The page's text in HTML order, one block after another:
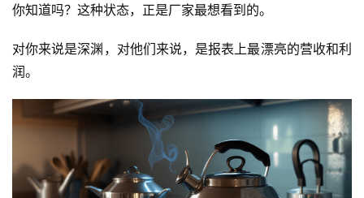
司
深
度
人
酒
登录 注册
你知道吗？这种状态，正是厂家最想看到的。
对你来说是深渊，对他们来说，是报表上最漂亮的营收和利
润。